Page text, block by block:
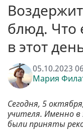
блюд. Что
в этот
05.10.2023
Мария
Сегодня, 5
учителя. Именно
были приняты